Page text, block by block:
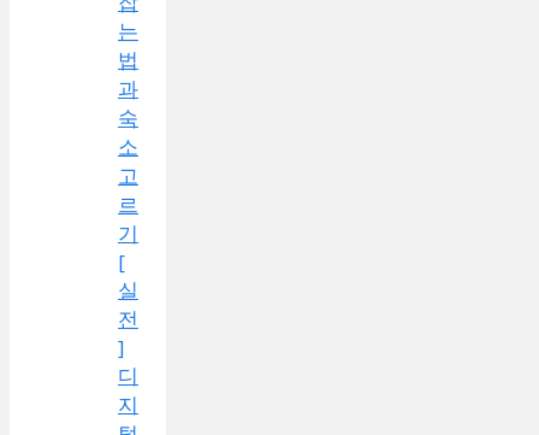
는
법
과
숙
소
고
르
기
[
실
전
]
디
지